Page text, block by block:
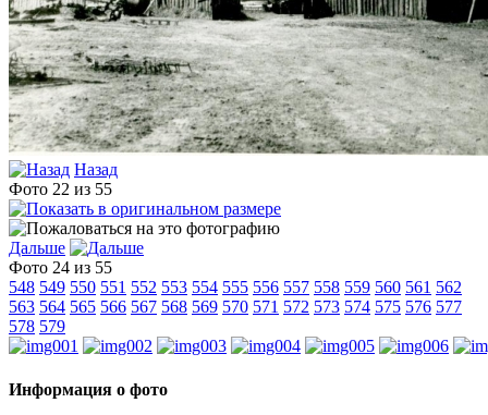
Назад
Фото 22 из 55
Дальше
Фото 24 из 55
548 549 550 551 552 553 554 555 556 557 558 559 560 561 562
563 564 565 566 567 568 569 570 571 572 573 574 575 576 577
578 579
Информация о фото